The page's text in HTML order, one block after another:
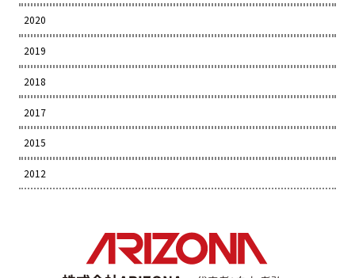
2020
2019
2018
2017
2015
2012